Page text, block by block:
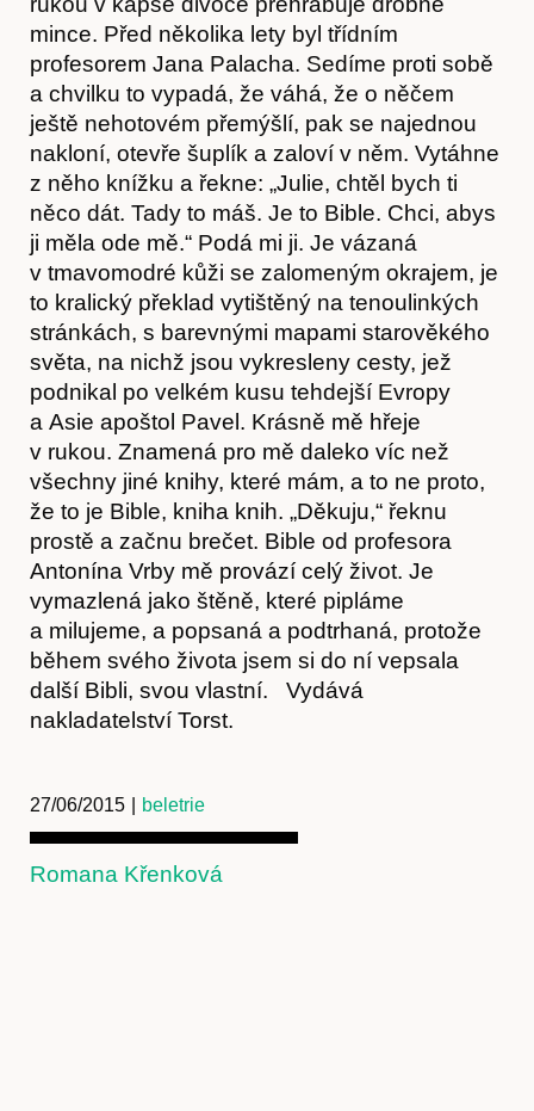
27/06/2015 beletrie
Romana Křenková